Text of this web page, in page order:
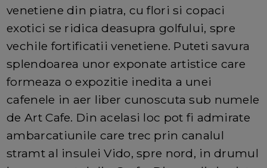
venetiene din piatra, cu flori si copaci
exotici se ridica deasupra golfului, spre
vechile fortificatii venetiene. Puteti savura
splendoarea unor exponate artistice care
formeaza o expozitie inedita a unei
cafenele in aer liber cunoscuta sub numele
de Art Cafe. Din acelasi loc pot fi admirate
ambarcatiunile care trec prin canalul
stramt al insulei Vido, spre nord, in drumul